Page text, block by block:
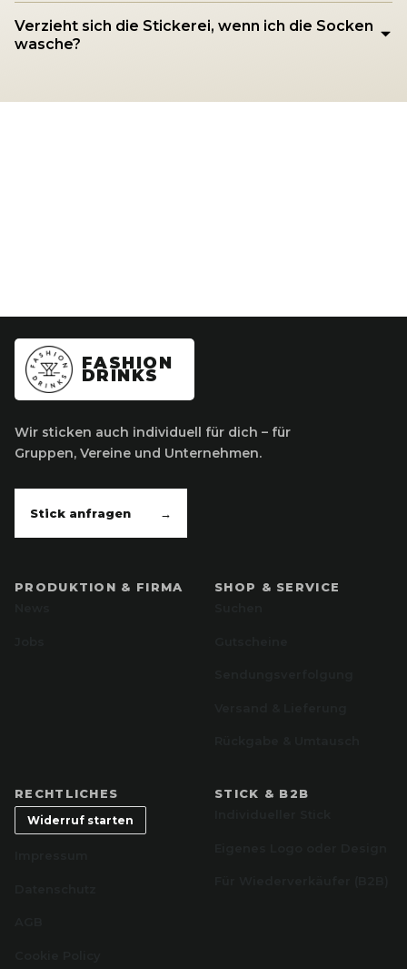
Verzieht sich die Stickerei, wenn ich die Socken
wasche?
FASHION
DRINKS
Wir sticken auch individuell für dich – für
Gruppen, Vereine und Unternehmen.
Stick anfragen →
PRODUKTION & FIRMA
SHOP & SERVICE
RECHTLICHES
Widerruf starten
STICK & B2B